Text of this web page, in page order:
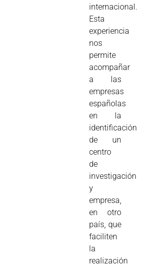
internacional.
Esta
experiencia
nos
permite
acompañar
a las
empresas
españolas
en la
identificación
de un
centro
de
investigación
y
empresa,
en otro
país, que
faciliten
la
realización